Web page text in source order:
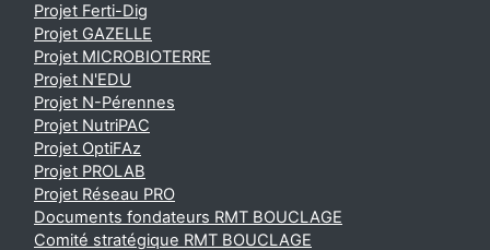
Projet Ferti-Dig
Projet GAZELLE
Projet MICROBIOTERRE
Projet N'EDU
Projet N-Pérennes
Projet NutriPAC
Projet OptiFAz
Projet PROLAB
Projet Réseau PRO
Documents fondateurs RMT BOUCLAGE
Comité stratégique RMT BOUCLAGE